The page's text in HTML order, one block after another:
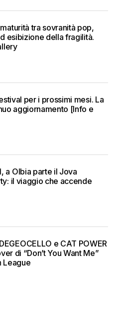
tra sovranità pop,
esibizione della fragilità.
per i prossimi mesi. La
aggiornamento [Info e
a Olbia parte il Jova
il viaggio che accende
e CAT POWER
di “Don’t You Want Me”
League